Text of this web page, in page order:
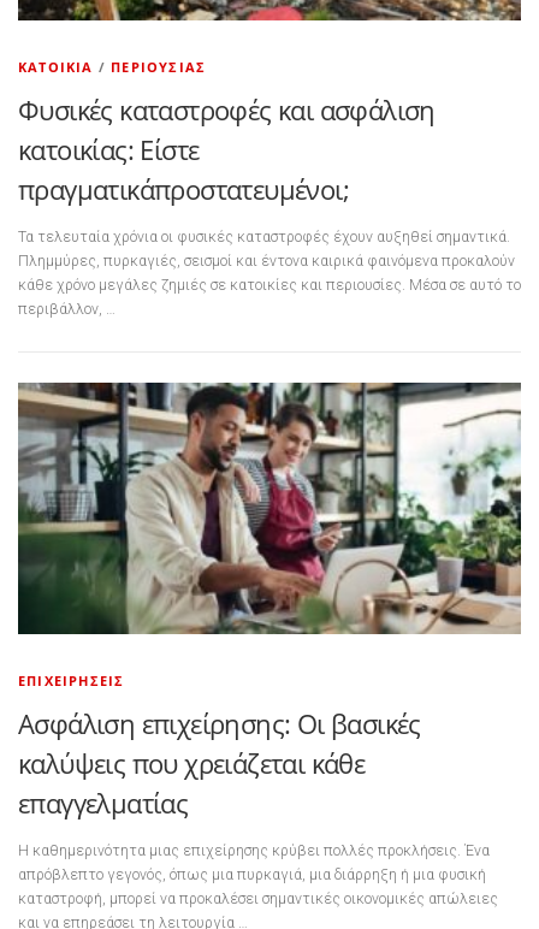
ΚΑΤΟΙΚΊΑ / ΠΕΡΙΟΥΣΊΑΣ
Φυσικές καταστροφές και ασφάλιση
κατοικίας: Είστε
πραγματικάπροστατευμένοι;
Τα τελευταία χρόνια οι φυσικές καταστροφές έχουν αυξηθεί σημαντικά.
Πλημμύρες, πυρκαγιές, σεισμοί και έντονα καιρικά φαινόμενα προκαλούν
κάθε χρόνο μεγάλες ζημιές σε κατοικίες και περιουσίες. Μέσα σε αυτό το
περιβάλλον, …
ΕΠΙΧΕΙΡΉΣΕΙΣ
Ασφάλιση επιχείρησης: Οι βασικές
καλύψεις που χρειάζεται κάθε
επαγγελματίας
Η καθημερινότητα μιας επιχείρησης κρύβει πολλές προκλήσεις. Ένα
απρόβλεπτο γεγονός, όπως μια πυρκαγιά, μια διάρρηξη ή μια φυσική
καταστροφή, μπορεί να προκαλέσει σημαντικές οικονομικές απώλειες
και να επηρεάσει τη λειτουργία …